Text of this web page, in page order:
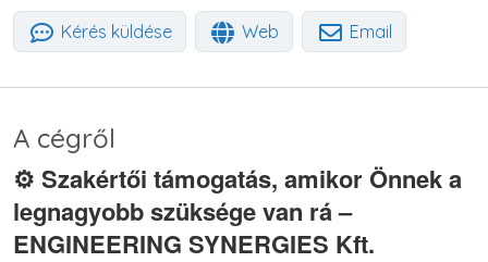
Kérés küldése Web Email
A cégről
⚙️ Szakértői támogatás, amikor Önnek a
legnagyobb szüksége van rá –
ENGINEERING SYNERGIES Kft.